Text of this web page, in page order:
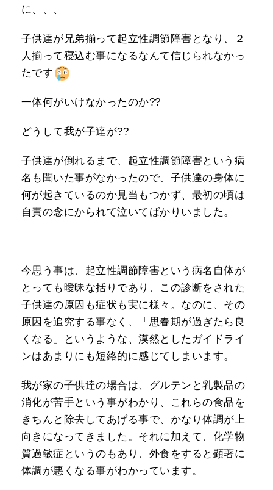
に、、、
子供達が兄弟揃って起立性調節障害となり、２
人揃って寝込む事になるなんて信じられなかっ
たです
一体何がいけなかったのか??
どうして我が子達が??
子供達が倒れるまで、起立性調節障害という病
名も聞いた事がなかったので、子供達の身体に
何が起きているのか見当もつかず、最初の頃は
自責の念にかられて泣いてばかりいました。
今思う事は、起立性調節障害という病名自体が
とっても曖昧な括りであり、この診断をされた
子供達の原因も症状も実に様々。なのに、その
原因を追究する事なく、「思春期が過ぎたら良
くなる」というような、漠然としたガイドライ
ンはあまりにも短絡的に感じてしまいます。
我が家の子供達の場合は、グルテンと乳製品の
消化が苦手という事がわかり、これらの食品を
きちんと除去してあげる事で、かなり体調が上
向きになってきました。それに加えて、化学物
質過敏症というのもあり、外食をすると顕著に
体調が悪くなる事がわかっています。